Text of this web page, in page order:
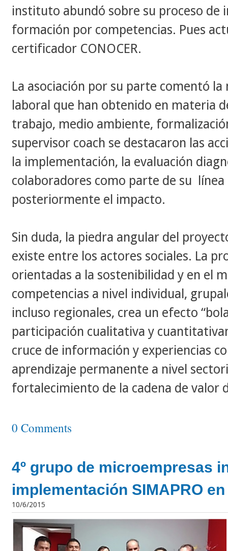
instituto abundó sobre su proceso de
formación por competencias. Pues
certificador CONOCER.
La asociación por su parte comentó
laboral que han obtenido en materia
trabajo, medio ambiente,
supervisor coach se destacaron las
la implementación, la evaluación
colaboradores como parte de su
posteriormente el impacto.
Sin duda, la piedra angular del
existe entre los actores sociales. La
orientadas a la sostenibilidad y en el
competencias a nivel individual,
incluso regionales, crea un efecto
participación cualitativa y
cruce de información y experiencias
aprendizaje permanente a nivel
fortalecimiento de la cadena de valor
0 Comments
4º grupo de microempresas
implementación SIMAPRO
10/6/2015